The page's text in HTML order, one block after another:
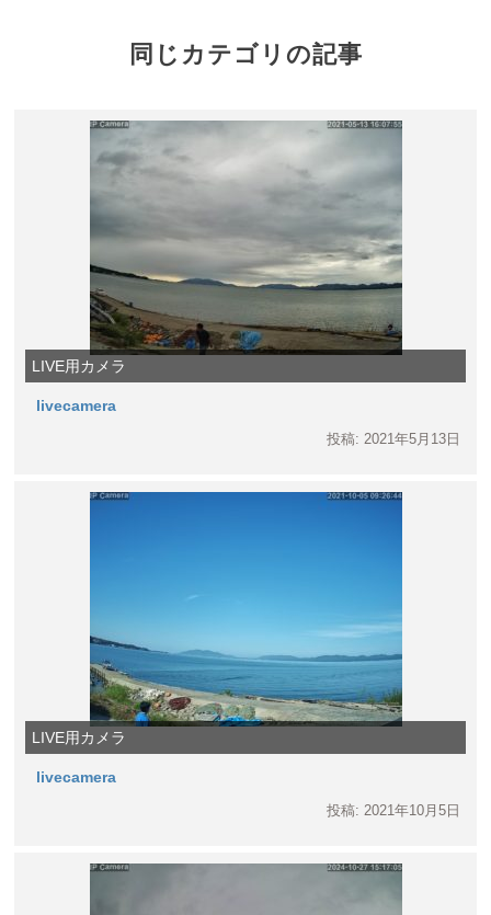
同じカテゴリの記事
LIVE用カメラ
livecamera
投稿: 2021年5月13日
LIVE用カメラ
livecamera
投稿: 2021年10月5日